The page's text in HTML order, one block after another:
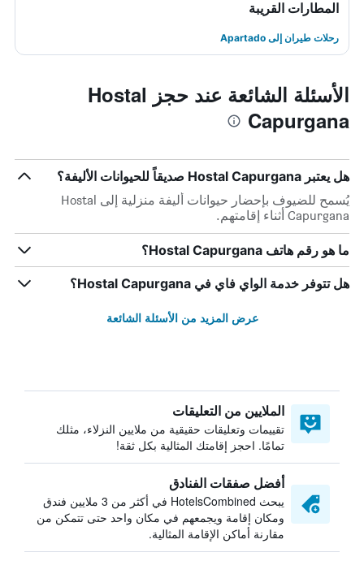
المطارات القريبة
رحلات طيران إلى Apartado
الأسئلة الشائعة عند حجز Hostal
Capurgana
هل يعتبر Hostal Capurgana صديقاً للحيوانات الأليفة؟
يُسمح للضيوف بإحضار حيوانات أليفة منزلية إلى Hostal
Capurgana أثناء إقامتهم.
ما هو رقم هاتف Hostal Capurgana؟
هل تتوفر خدمة الواي فاي في Hostal Capurgana؟
عرض المزيد من الأسئلة الشائعة
الملايين من التعليقات
تقييمات وتعليقات حقيقية من ملايين النزلاء، مثلك
تمامًا. احجز إقامتك المثالية بكل ثقة!
أفضل صفقات الفنادق
يبحث HotelsCombined في أكثر من 3 ملايين فندق
ومكان إقامة ويجمعهم في مكان واحد حتى تتمكن من
مقارنة أماكن الإقامة المثالية.